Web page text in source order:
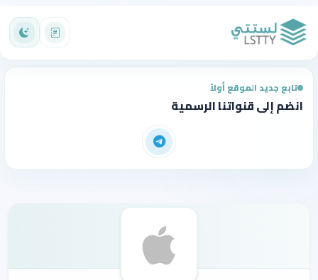
تابع جديد الموقع أولاً
انضم إلى قنواتنا الرسمية